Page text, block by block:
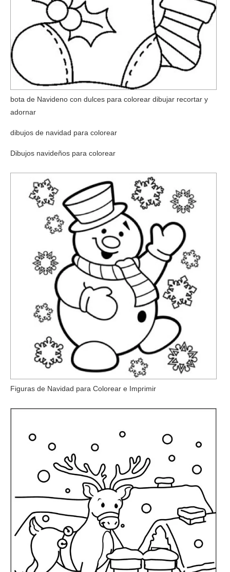
bota de Navideno con dulces para colorear dibujar recortar y
adornar
dibujos de navidad para colorear
Dibujos navideños para colorear
Figuras de Navidad para Colorear e Imprimir